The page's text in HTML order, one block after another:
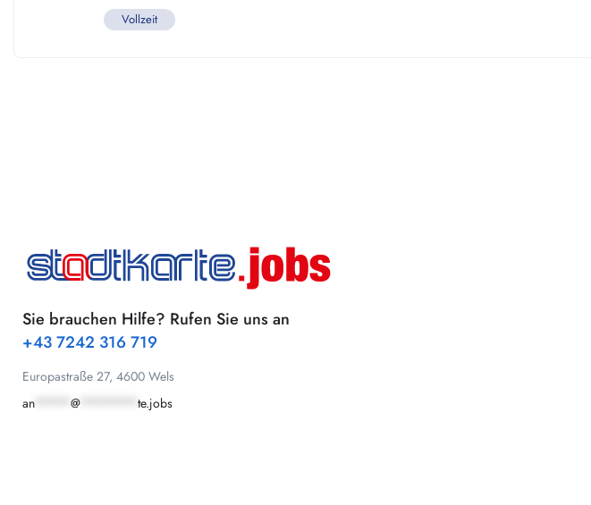
Vollzeit
Sie brauchen Hilfe? Rufen Sie uns an
+43 7242 316 719
Europastraße 27, 4600 Wels
an
@ te.jobs